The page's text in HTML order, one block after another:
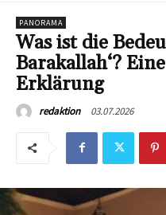
PANORAMA
Was ist die
Barakallah‘?
Erklärung
redaktion 03.07.2026